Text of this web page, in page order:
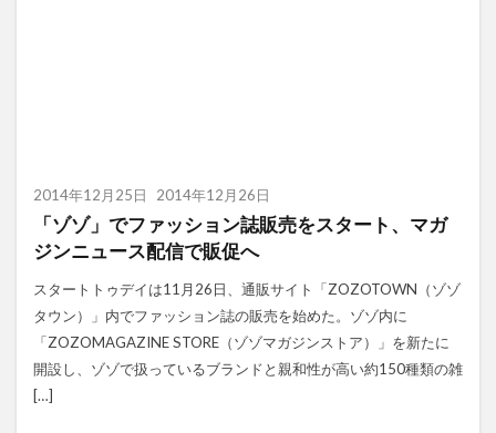
2014年12月25日 2014年12月26日
「ゾゾ」でファッション誌販売をスタート、マガ
ジンニュース配信で販促へ
スタートトゥデイは11月26日、通販サイト「ZOZOTOWN（ゾゾ
タウン）」内でファッション誌の販売を始めた。ゾゾ内に
「ZOZOMAGAZINE STORE（ゾゾマガジンストア）」を新たに
開設し、ゾゾで扱っているブランドと親和性が高い約150種類の雑
[…]